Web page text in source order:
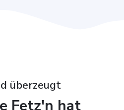
überzeugt
Fetz'n hat